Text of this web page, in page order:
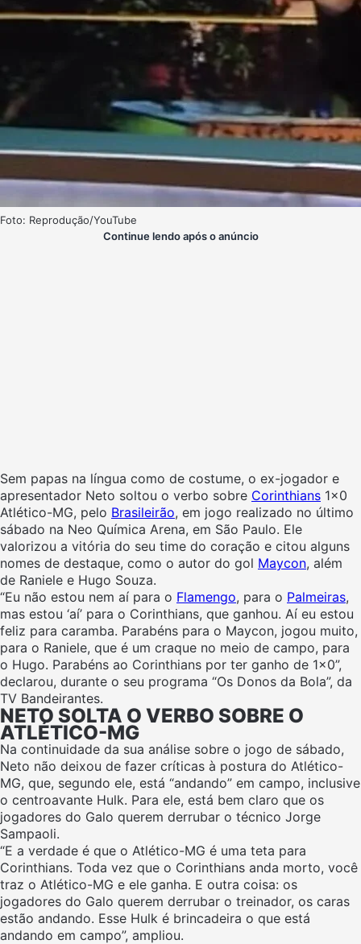
Foto: Reprodução/YouTube
Continue lendo após o anúncio
Sem papas na língua como de costume, o ex-jogador e
apresentador Neto soltou o verbo sobre Corinthians 1×0
Atlético-MG, pelo Brasileirão, em jogo realizado no último
sábado na Neo Química Arena, em São Paulo. Ele
valorizou a vitória do seu time do coração e citou alguns
nomes de destaque, como o autor do gol Maycon, além
de Raniele e Hugo Souza.
“Eu não estou nem aí para o Flamengo, para o Palmeiras,
mas estou ‘aí’ para o Corinthians, que ganhou. Aí eu estou
feliz para caramba. Parabéns para o Maycon, jogou muito,
para o Raniele, que é um craque no meio de campo, para
o Hugo. Parabéns ao Corinthians por ter ganho de 1×0”,
declarou, durante o seu programa “Os Donos da Bola”, da
TV Bandeirantes.
NETO SOLTA O VERBO SOBRE O
ATLÉTICO-MG
Na continuidade da sua análise sobre o jogo de sábado,
Neto não deixou de fazer críticas à postura do Atlético-
MG, que, segundo ele, está “andando” em campo, inclusive
o centroavante Hulk. Para ele, está bem claro que os
jogadores do Galo querem derrubar o técnico Jorge
Sampaoli.
“E a verdade é que o Atlético-MG é uma teta para
Corinthians. Toda vez que o Corinthians anda morto, você
traz o Atlético-MG e ele ganha. E outra coisa: os
jogadores do Galo querem derrubar o treinador, os caras
estão andando. Esse Hulk é brincadeira o que está
andando em campo”, ampliou.